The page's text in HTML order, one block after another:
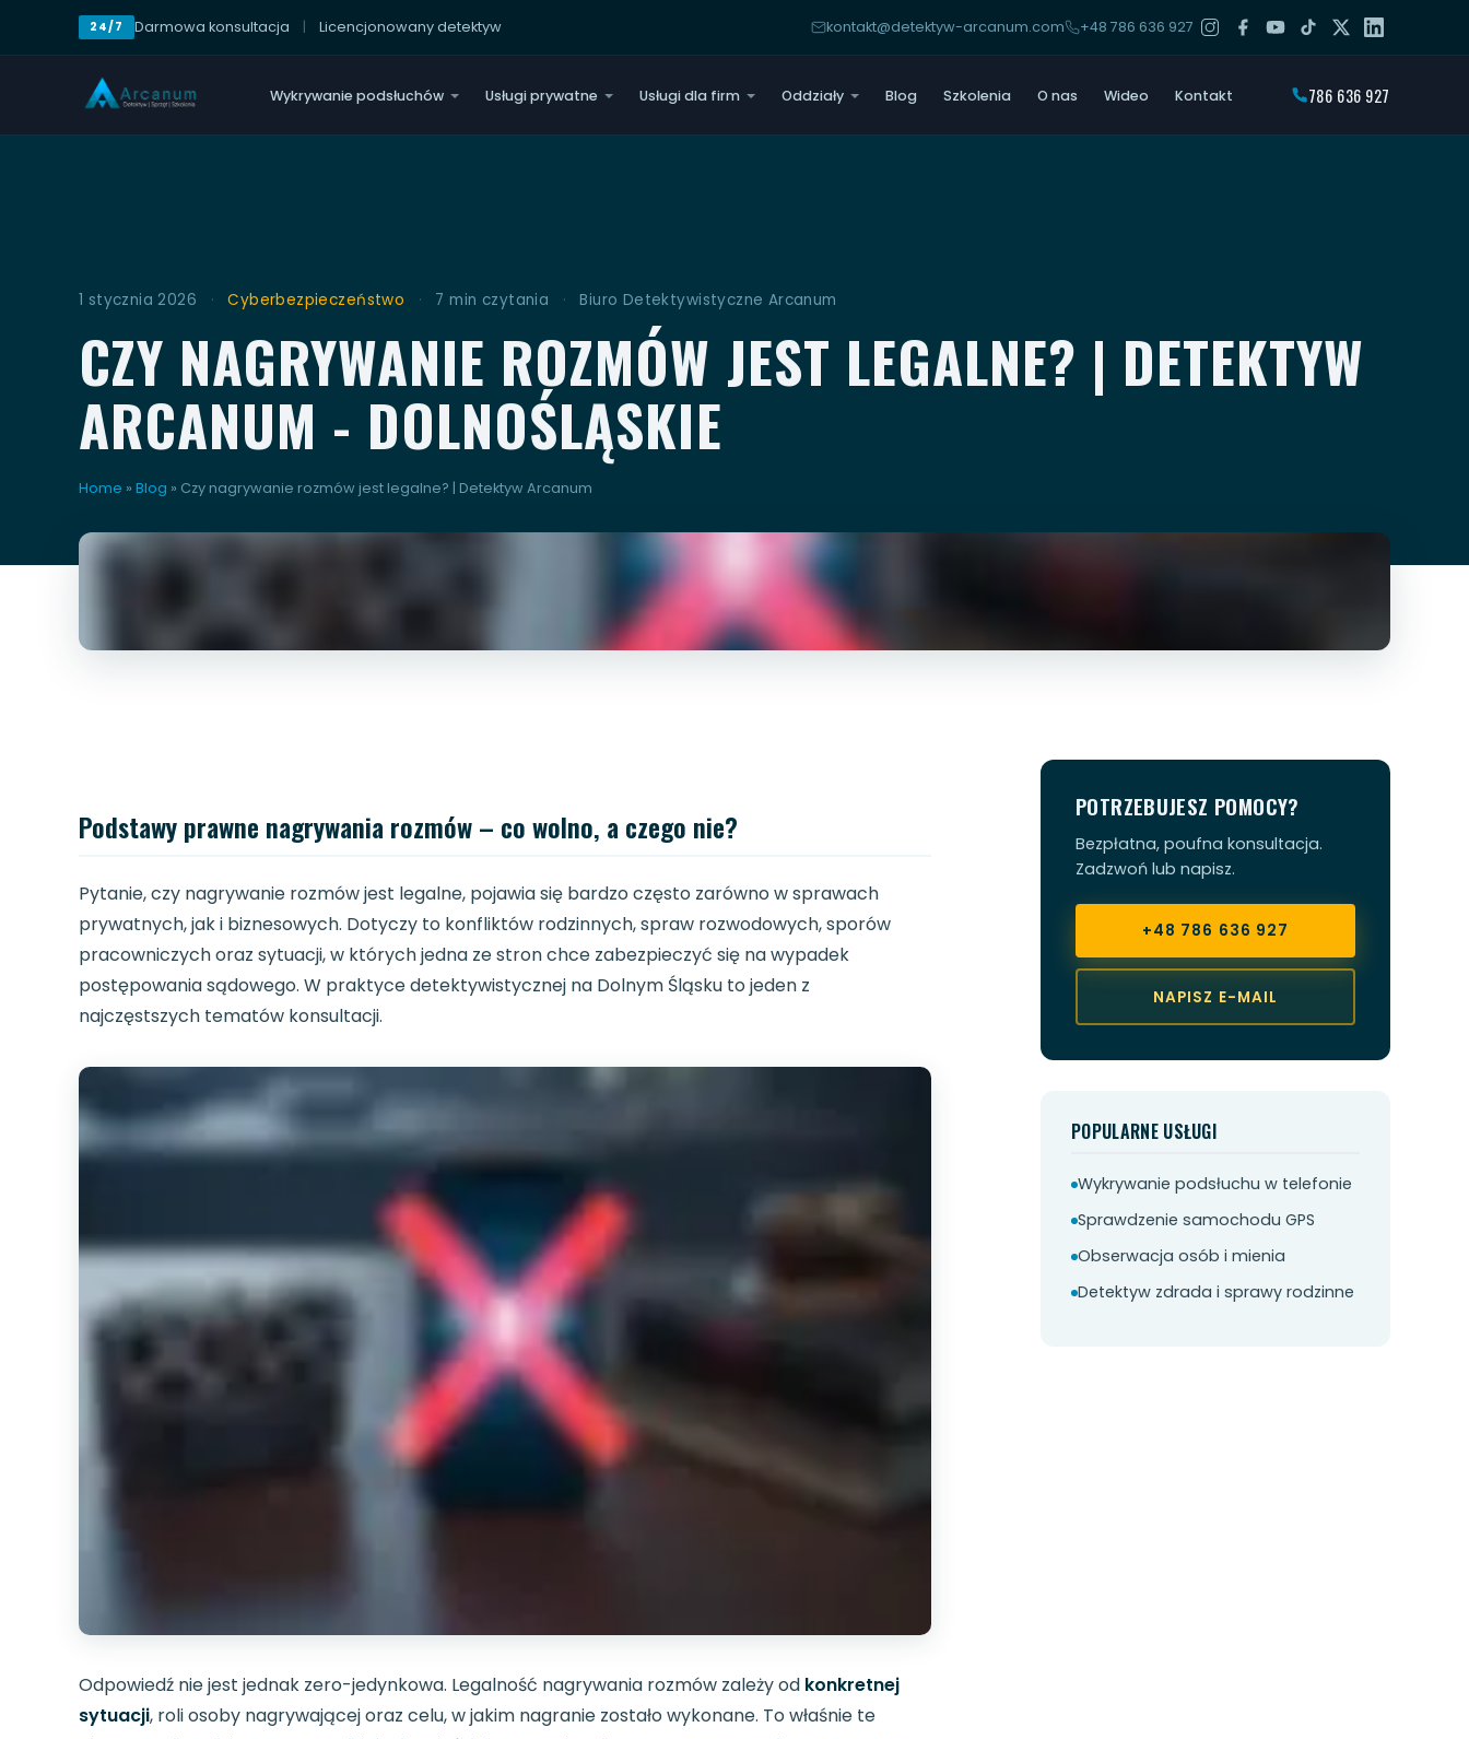
24/7 Darmowa konsultacja | Licencjonowany detektyw kontakt@detektyw-arcanum.com +48 786 636 927
Wykrywanie podsłuchów Usługi prywatne Usługi dla firm Oddziały Blog Szkolenia O nas Wideo Kontakt 786 636 927
1 stycznia 2026 · Cyberbezpieczeństwo · 7 min czytania · Biuro Detektywistyczne Arcanum
CZY NAGRYWANIE ROZMÓW JEST LEGALNE? | DETEKTYW
ARCANUM - DOLNOŚLĄSKIE
Home » Blog » Czy nagrywanie rozmów jest legalne? | Detektyw Arcanum
Podstawy prawne nagrywania rozmów – co wolno, a czego nie?
Pytanie, czy nagrywanie rozmów jest legalne, pojawia się bardzo często zarówno w sprawach
prywatnych, jak i biznesowych. Dotyczy to konfliktów rodzinnych, spraw rozwodowych, sporów
pracowniczych oraz sytuacji, w których jedna ze stron chce zabezpieczyć się na wypadek
postępowania sądowego. W praktyce detektywistycznej na Dolnym Śląsku to jeden z
najczęstszych tematów konsultacji.
Odpowiedź nie jest jednak zero-jedynkowa. Legalność nagrywania rozmów zależy od konkretnej
sytuacji, roli osoby nagrywającej oraz celu, w jakim nagranie zostało wykonane. To właśnie te
POTRZEBUJESZ POMOCY?
Bezpłatna, poufna konsultacja.
Zadzwoń lub napisz.
+48 786 636 927
NAPISZ E-MAIL
POPULARNE USŁUGI
Wykrywanie podsłuchu w telefonie
Sprawdzenie samochodu GPS
Obserwacja osób i mienia
Detektyw zdrada i sprawy rodzinne